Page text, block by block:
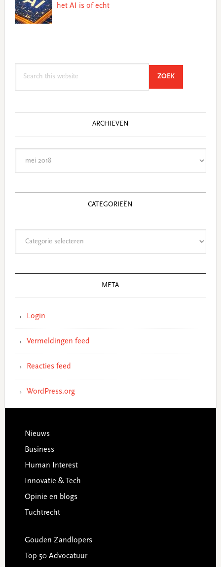
het AI is of echt
ZOEKSEARCH
ARCHIEVEN
CATEGORIEËN
META
Login
Vermeldingen feed
Reacties feed
WordPress.org
Footer
Nieuws
Business
Human Interest
Innovatie & Tech
Opinie en blogs
Tuchtrecht
Gouden Zandlopers
Top 50 Advocatuur